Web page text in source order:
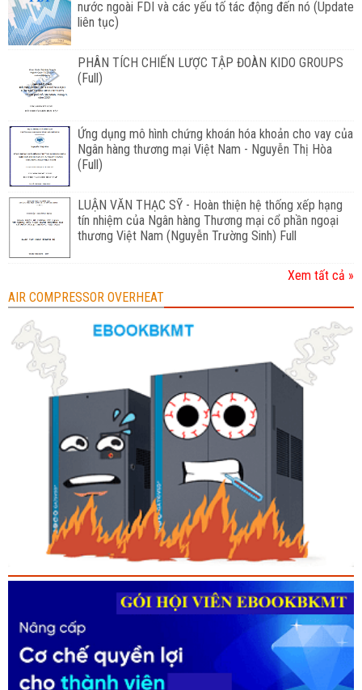
nước ngoài FDI và các yếu tố tác động đến nó (Update
liên tục)
PHÂN TÍCH CHIẾN LƯỢC TẬP ĐOÀN KIDO GROUPS
(Full)
Ứng dụng mô hình chứng khoán hóa khoản cho vay của
Ngân hàng thương mại Việt Nam - Nguyễn Thị Hòa
(Full)
LUẬN VĂN THẠC SỸ - Hoàn thiện hệ thống xếp hạng
tín nhiệm của Ngân hàng Thương mại cổ phần ngoại
thương Việt Nam (Nguyễn Trường Sinh) Full
Xem tất cả »
AIR COMPRESSOR OVERHEAT